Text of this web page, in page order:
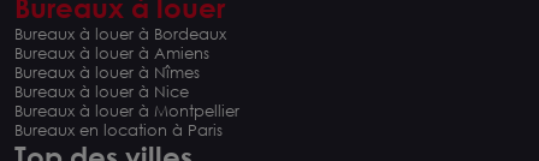
Bureaux à louer
Bureaux à louer à Bordeaux
Bureaux à louer à Amiens
Bureaux à louer à Nîmes
Bureaux à louer à Nice
Bureaux à louer à Montpellier
Bureaux en location à Paris